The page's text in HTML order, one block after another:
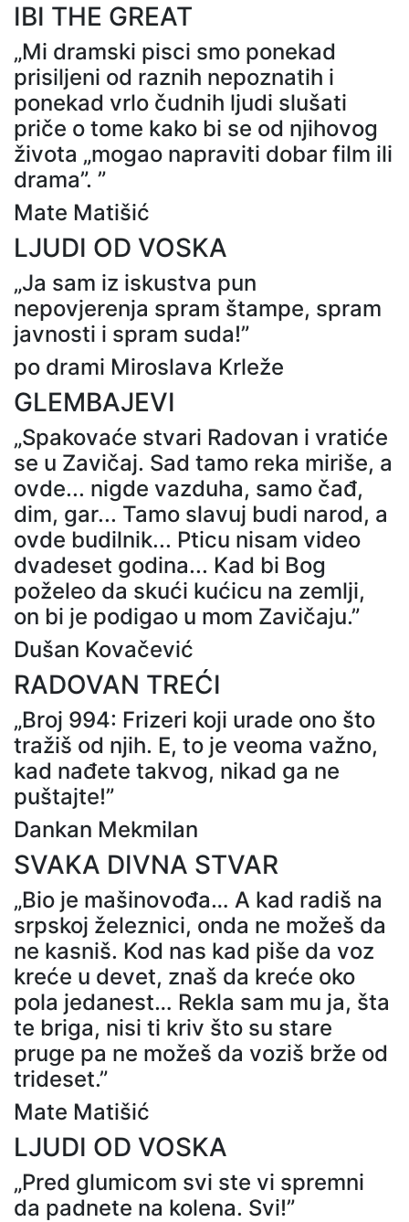
IBI THE GREAT
„Mi dramski pisci smo ponekad
prisiljeni od raznih nepoznatih i
ponekad vrlo čudnih ljudi slušati
priče o tome kako bi se od njihovog
života „mogao napraviti dobar film ili
drama”. ”
Mate Matišić
LJUDI OD VOSKA
„Ja sam iz iskustva pun
nepovjerenja spram štampe, spram
javnosti i spram suda!”
po drami Miroslava Krleže
GLEMBAJEVI
„Spakovaće stvari Radovan i vratiće
se u Zavičaj. Sad tamo reka miriše, a
ovde... nigde vazduha, samo čađ,
dim, gar... Tamo slavuj budi narod, a
ovde budilnik... Pticu nisam video
dvadeset godina... Kad bi Bog
poželeo da skući kućicu na zemlji,
on bi je podigao u mom Zavičaju.”
Dušan Kovačević
RADOVAN TREĆI
„Broj 994: Frizeri koji urade ono što
tražiš od njih. E, to je veoma važno,
kad nađete takvog, nikad ga ne
puštajte!”
Dankan Mekmilan
SVAKA DIVNA STVAR
„Bio je mašinovođa… A kad radiš na
srpskoj železnici, onda ne možeš da
ne kasniš. Kod nas kad piše da voz
kreće u devet, znaš da kreće oko
pola jedanest… Rekla sam mu ja, šta
te briga, nisi ti kriv što su stare
pruge pa ne možeš da voziš brže od
trideset.”
Mate Matišić
LJUDI OD VOSKA
„Pred glumicom svi ste vi spremni
da padnete na kolena. Svi!”